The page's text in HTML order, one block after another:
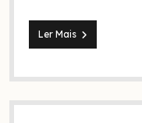
Ler Mais3
Explicações
“passar
camelo